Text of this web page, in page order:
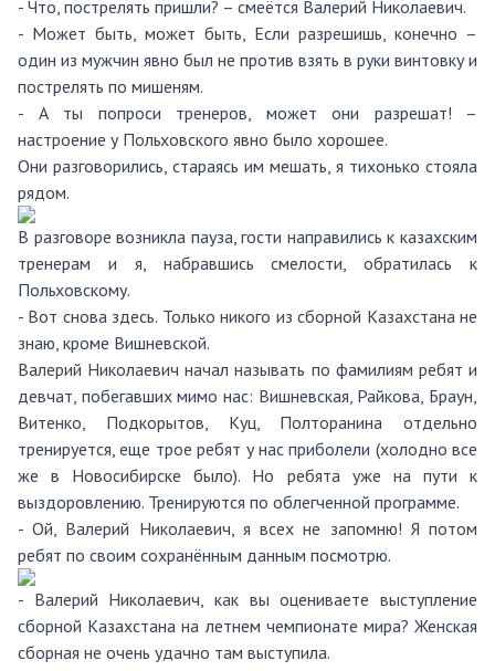
- Что, пострелять пришли? – смеётся Валерий Николаевич.
- Может быть, может быть, Если разрешишь, конечно –
один из мужчин явно был не против взять в руки винтовку и
пострелять по мишеням.
- А ты попроси тренеров, может они разрешат! –
настроение у Польховского явно было хорошее.
Они разговорились, стараясь им мешать, я тихонько стояла
рядом.
В разговоре возникла пауза, гости направились к казахским
тренерам и я, набравшись смелости, обратилась к
Польховскому.
- Вот снова здесь. Только никого из сборной Казахстана не
знаю, кроме Вишневской.
Валерий Николаевич начал называть по фамилиям ребят и
девчат, побегавших мимо нас: Вишневская, Райкова, Браун,
Витенко, Подкорытов, Куц, Полторанина отдельно
тренируется, еще трое ребят у нас приболели (холодно все
же в Новосибирске было). Но ребята уже на пути к
выздоровлению. Тренируются по облегченной программе.
- Ой, Валерий Николаевич, я всех не запомню! Я потом
ребят по своим сохранённым данным посмотрю.
- Валерий Николаевич, как вы оцениваете выступление
сборной Казахстана на летнем чемпионате мира? Женская
сборная не очень удачно там выступила.